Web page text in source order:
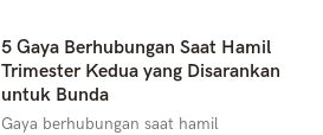
5 Gaya Berhubungan Saat Hamil
Trimester Kedua yang Disarankan
untuk Bunda
Gaya berhubungan saat hamil